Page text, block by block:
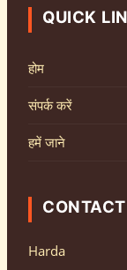
QUICK
होम
संपर्क करें
हमें जाने
Harda